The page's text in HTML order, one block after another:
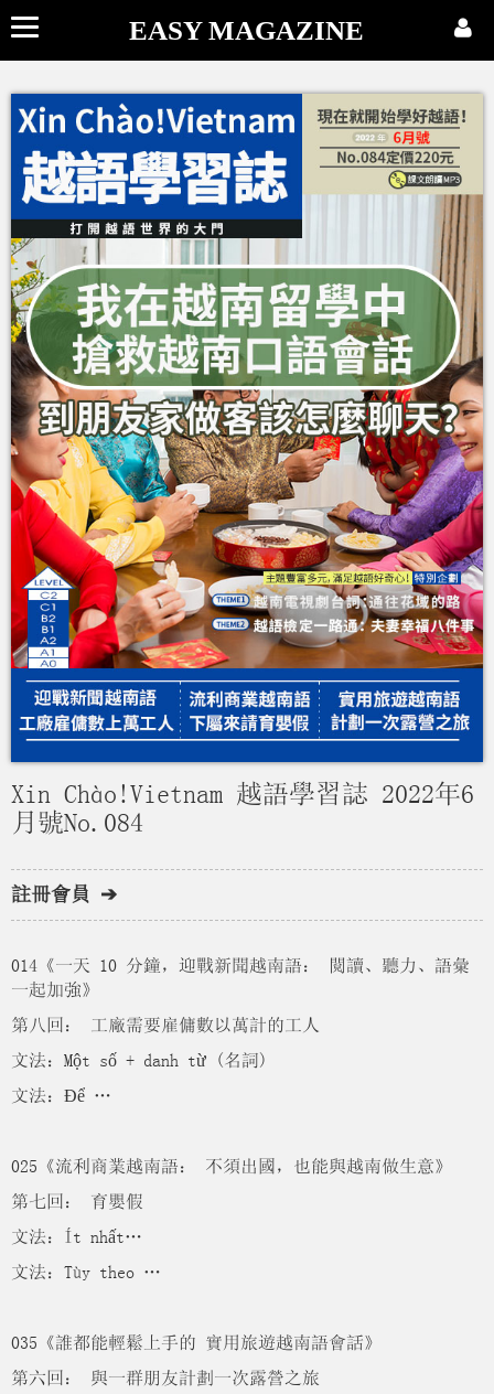
EASY MAGAZINE
Xin Chào!Vietnam 越語學習誌 2022年6
月號No.084
註冊會員 ➔
014《一天 10 分鐘，迎戰新聞越南語： 閱讀、聽力、語彙
一起加強》
第八回： 工廠需要雇傭數以萬計的工人
文法：Một số + danh từ (名詞)
文法：Để …
025《流利商業越南語： 不須出國，也能與越南做生意》
第七回： 育嬰假
文法：Ít nhất…
文法：Tùy theo …
035《誰都能輕鬆上手的 實用旅遊越南語會話》
第六回： 與一群朋友計劃一次露營之旅